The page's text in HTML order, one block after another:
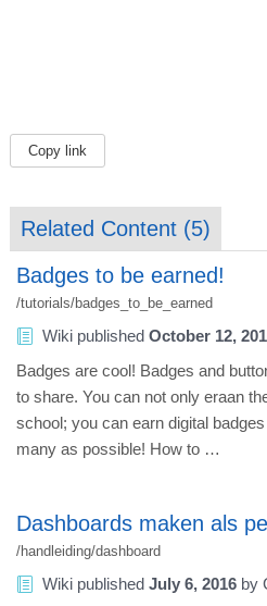
Copy link
Related Content (5)
Badges to be earned!
/tutorials/badges_to_be_earned
Wiki published October 12,
Badges are cool! Badges and
to share. You can not only eraan
school; you can earn digital
many as possible! How to …
Dashboards maken als
/handleiding/dashboard
Wiki published July 6, 2016 by